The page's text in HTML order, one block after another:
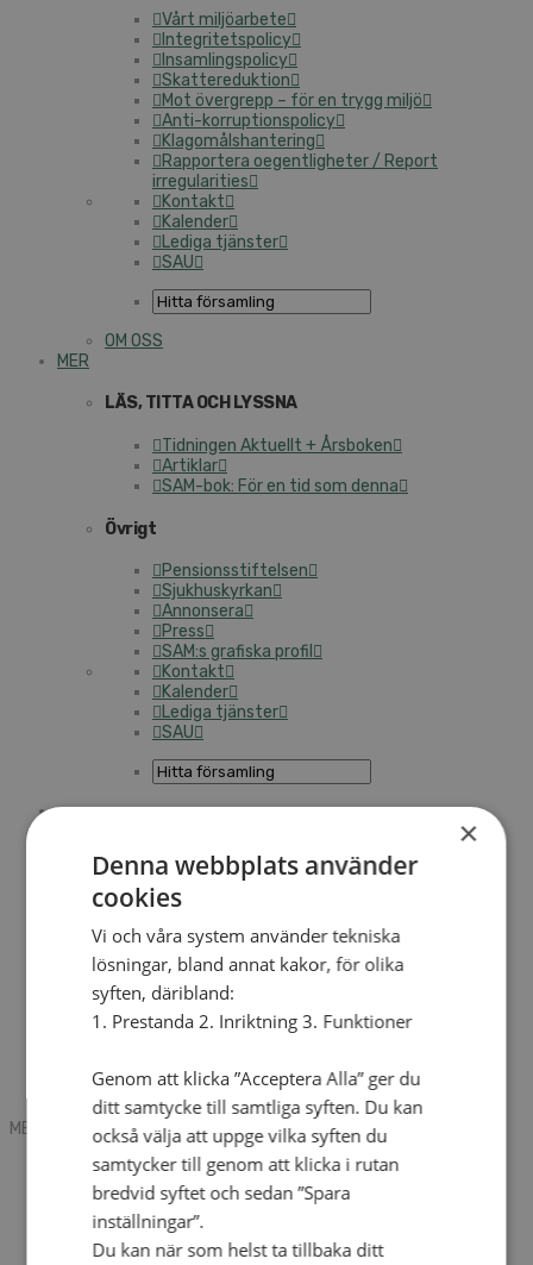
Vårt miljöarbete
Integritetspolicy
Insamlingspolicy
Skattereduktion
Mot övergrepp – för en trygg miljö
Anti-korruptionspolicy
Klagomålshantering
Rapportera oegentligheter / Report
irregularities
Kontakt
Kalender
Lediga tjänster
SAU
OM OSS
MER
LÄS, TITTA OCH LYSSNA
Tidningen Aktuellt + Årsboken
Artiklar
SAM-bok: För en tid som denna
Övrigt
Pensionsstiftelsen
Sjukhuskyrkan
Annonsera
Press
SAM:s grafiska profil
Kontakt
Kalender
Lediga tjänster
SAU
Mobile box
Kontakt
Tidning
Annonsera
Hitta församling
Press
SAU
Lediga tjänster
Sommargårdar
MENU
MENU
Search mobile
English
Hej! Vad söker du?
Kontakt
Kalender
×
Denna webbplats använder
cookies
Vi och våra system använder tekniska
lösningar, bland annat kakor, för olika
syften, däribland:
1. Prestanda 2. Inriktning 3. Funktioner
Genom att klicka ”Acceptera Alla” ger du
ditt samtycke till samtliga syften. Du kan
också välja att uppge vilka syften du
samtycker till genom att klicka i rutan
bredvid syftet och sedan ”Spara
inställningar”.
Du kan när som helst ta tillbaka ditt